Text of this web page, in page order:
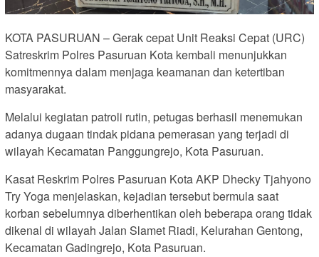
KOTA PASURUAN – Gerak cepat Unit Reaksi Cepat (URC)
Satreskrim Polres Pasuruan Kota kembali menunjukkan
komitmennya dalam menjaga keamanan dan ketertiban
masyarakat.
Melalui kegiatan patroli rutin, petugas berhasil menemukan
adanya dugaan tindak pidana pemerasan yang terjadi di
wilayah Kecamatan Panggungrejo, Kota Pasuruan.
Kasat Reskrim Polres Pasuruan Kota AKP Dhecky Tjahyono
Try Yoga menjelaskan, kejadian tersebut bermula saat
korban sebelumnya diberhentikan oleh beberapa orang tidak
dikenal di wilayah Jalan Slamet Riadi, Kelurahan Gentong,
Kecamatan Gadingrejo, Kota Pasuruan.